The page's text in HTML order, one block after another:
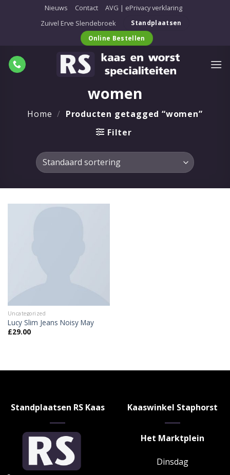
Nieuws Contact
AVG | ePrivacy verklaring
Zuivel Erve Slendebroek
Standplaatsen
Online Bestellen
women
Home / Producten getagged “women”
Filter
Uncategorized
Lucy Slim Jeans Noisy May
£29.00
Standplaatsen RS Kaas Kaaswinkel Staphorst
Het Marktplein
Dinsdag